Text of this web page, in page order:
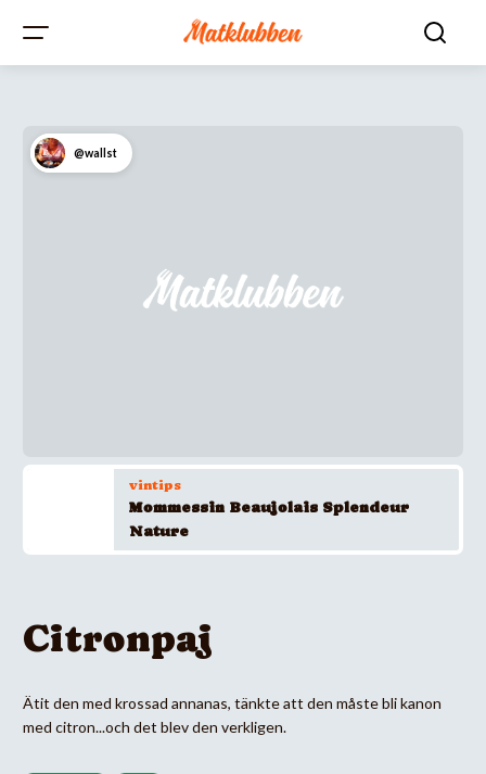
@wallst
vintips
Mommessin Beaujolais Splendeur
Nature
Citronpaj
Ätit den med krossad annanas, tänkte att den måste bli kanon
med citron...och det blev den verkligen.